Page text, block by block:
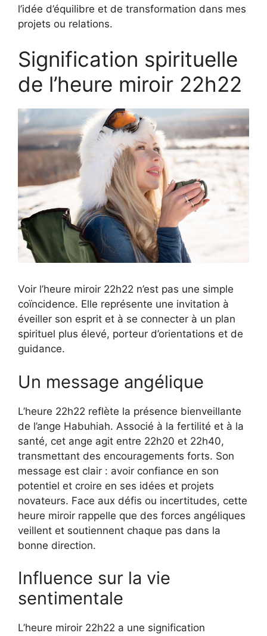
l’idée d’équilibre et de transformation dans mes
projets ou relations.
Signification spirituelle
de l’heure miroir 22h22
Voir l’heure miroir 22h22 n’est pas une simple
coïncidence. Elle représente une invitation à
éveiller son esprit et à se connecter à un plan
spirituel plus élevé, porteur d’orientations et de
guidance.
Un message angélique
L’heure 22h22 reflète la présence bienveillante
de l’ange Habuhiah. Associé à la fertilité et à la
santé, cet ange agit entre 22h20 et 22h40,
transmettant des encouragements forts. Son
message est clair : avoir confiance en son
potentiel et croire en ses idées et projets
novateurs. Face aux défis ou incertitudes, cette
heure miroir rappelle que des forces angéliques
veillent et soutiennent chaque pas dans la
bonne direction.
Influence sur la vie
sentimentale
L’heure miroir 22h22 a une signification